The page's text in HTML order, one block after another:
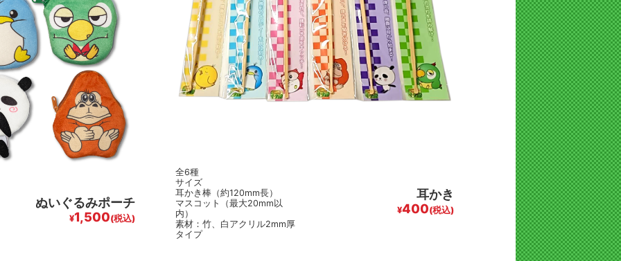
ぬいぐるみポーチ
¥1,500(税込)
耳かき
¥400(税込)
全6種
サイズ
耳かき棒（約120mm長）
マスコット（最大20mm以
内）
素材：竹、白アクリル2mm厚
タイプ